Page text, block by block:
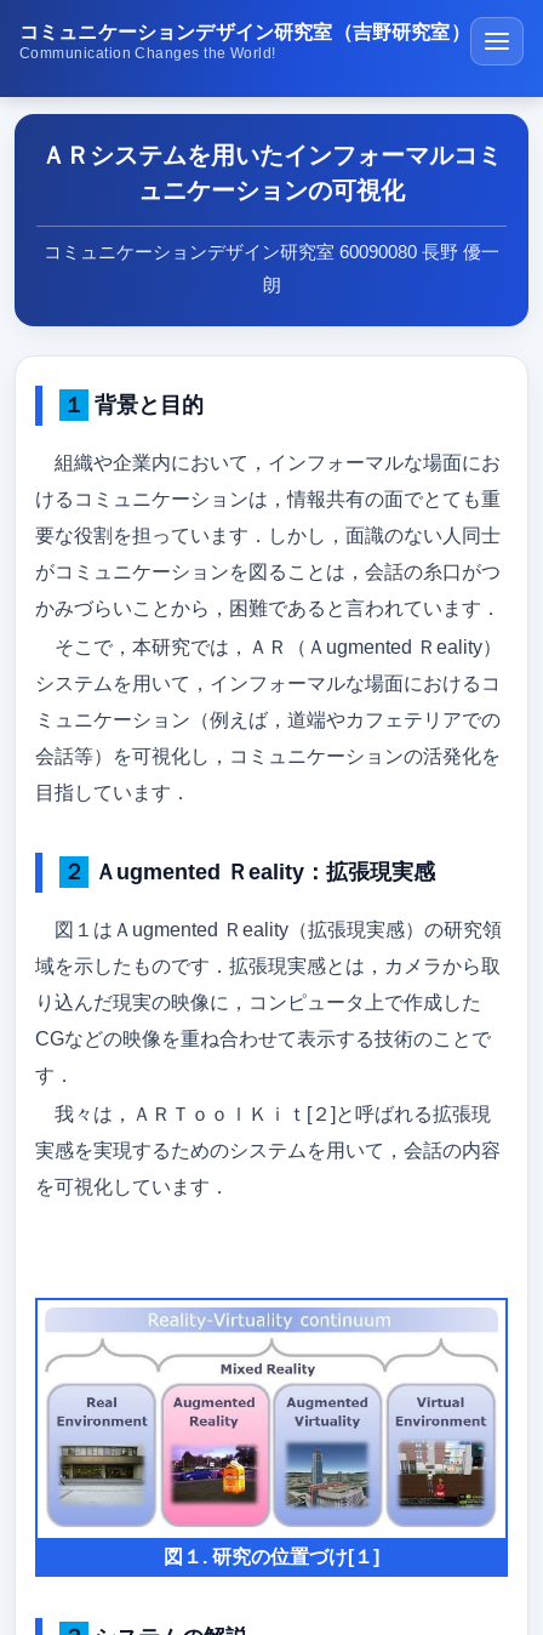
コミュニケーションデザイン研究室（吉野研究室）
Communication Changes the World!
ホーム
講義・演習
公開ソフトウェア
メディア紹介
在校生･受験生･高専生へ
研究成果
アクセス
メンバー
卒論/修論（メンバーのみ）
ゼミ旅行
吉野先生のブログ
ＡＲシステムを用いたインフォーマルコミ
ュニケーションの可視化
コミュニケーションデザイン研究室 60090080 長野 優一
朗
１ 背景と目的
組織や企業内において，インフォーマルな場面にお
けるコミュニケーションは，情報共有の面でとても重
要な役割を担っています．しかし，面識のない人同士
がコミュニケーションを図ることは，会話の糸口がつ
かみづらいことから，困難であると言われています．
そこで，本研究では，ＡＲ（Ａugmented Ｒeality）
システムを用いて，インフォーマルな場面におけるコ
ミュニケーション（例えば，道端やカフェテリアでの
会話等）を可視化し，コミュニケーションの活発化を
目指しています．
２ Ａugmented Ｒeality：拡張現実感
図１はＡugmented Ｒeality（拡張現実感）の研究領
域を示したものです．拡張現実感とは，カメラから取
り込んだ現実の映像に，コンピュータ上で作成した
CGなどの映像を重ね合わせて表示する技術のことで
す．
我々は，ＡＲＴｏｏｌＫｉｔ[２]と呼ばれる拡張現
実感を実現するためのシステムを用いて，会話の内容
を可視化しています．
図１. 研究の位置づけ[１]